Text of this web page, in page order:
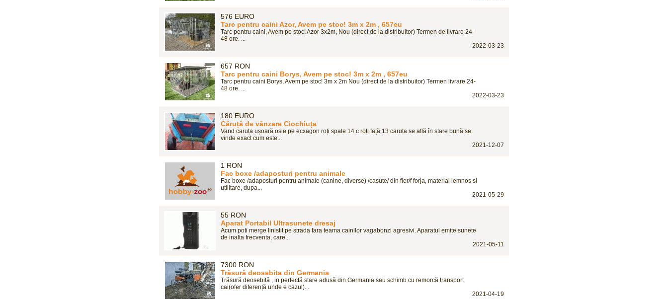
576 EURO
Tarc pentru caini Azor, Avem pe stoc! 3m x 2m , 657eu
Tarc pentru caini, Avem pe stoc! Azor 3x2m, Nou (direct de la distribuitor) Termen de livrare 24-
48 ore. ...
2022-03-23
657 RON
Tarc pentru caini Borys, Avem pe stoc! 3m x 2m , 657eu
Tarc pentru caini Borys, Avem pe stoc! 3m x 2m Nou (direct de la distribuitor) Termen livrare 24-
48 ore. ...
2022-03-23
180 EURO
Căruță de vânzare Ciochiuța
Vand caruța ușoară osie pe ecxagon roți spate 14 c roți față 13 caruta se află în stare bună se
vinde exact cum este...
2021-12-07
1 RON
Fac boxe /adaposturi pentru animale
Fac boxe /adaposturi pentru animale (canine, diverse) /casute/ din fier/f forja, material lemnos si
utilitare, dupa...
2021-05-29
55 RON
Aparat Portabil Ultrasunete dresaj
Acum poti merge linistit pe strada fara teama cainilor vagabonzi agresivi. Aparatul emite sunete
de inalta frecventa, care...
2021-05-11
7300 RON
Trăsură deosebita din Germania
Trăsură deosebită , in perfectă stare adusă din Germania sau schimb cu remorcă transport
cai(ofer diferență unde e cazul)...
2021-04-19